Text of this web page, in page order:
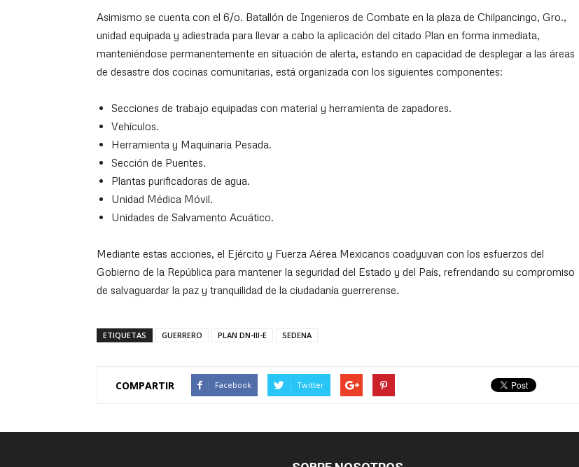
Asimismo se cuenta con el 6/o. Batallón de Ingenieros de Combate en la plaza de Chilpancingo, Gro.,
unidad equipada y adiestrada para llevar a cabo la aplicación del citado Plan en forma inmediata,
manteniéndose permanentemente en situación de alerta, estando en capacidad de desplegar a las áreas
de desastre dos cocinas comunitarias, está organizada con los siguientes componentes:
Secciones de trabajo equipadas con material y herramienta de zapadores.
Vehículos.
Herramienta y Maquinaria Pesada.
Sección de Puentes.
Plantas purificadoras de agua.
Unidad Médica Móvil.
Unidades de Salvamento Acuático.
Mediante estas acciones, el Ejército y Fuerza Aérea Mexicanos coadyuvan con los esfuerzos del
Gobierno de la República para mantener la seguridad del Estado y del País, refrendando su compromiso
de salvaguardar la paz y tranquilidad de la ciudadanía guerrerense.
ETIQUETAS GUERRERO PLAN DN-III-E SEDENA
COMPARTIR Facebook Twitter